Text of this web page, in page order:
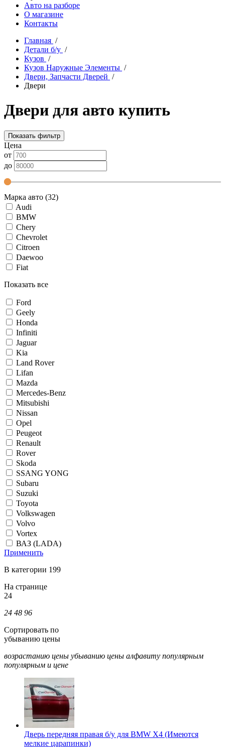
Авто на разборе
О магазине
Контакты
Главная /
Детали б/у /
Кузов /
Кузов Наружные Элементы /
Двери, Запчасти Дверей /
Двери
Двери для авто купить
Показать фильтр
Цена
от
до
Марка авто (32)
Audi
BMW
Chery
Chevrolet
Citroen
Daewoo
Fiat
Показать все
Ford
Geely
Honda
Infiniti
Jaguar
Kia
Land Rover
Lifan
Mazda
Mercedes-Benz
Mitsubishi
Nissan
Opel
Peugeot
Renault
Rover
Skoda
SSANG YONG
Subaru
Suzuki
Toyota
Volkswagen
Volvo
Vortex
ВАЗ (LADA)
Применить
В категории 199
На странице
24
24 48 96
Сортировать по
убыванию цены
возрастанию цены убыванию цены алфавиту популярным
популярным и цене
Дверь передняя правая б/у для BMW X4 (Имеются
мелкие царапинки)